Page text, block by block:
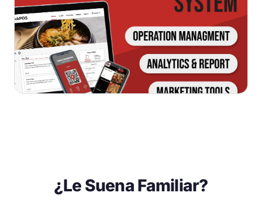
¿Le Suena Familiar?